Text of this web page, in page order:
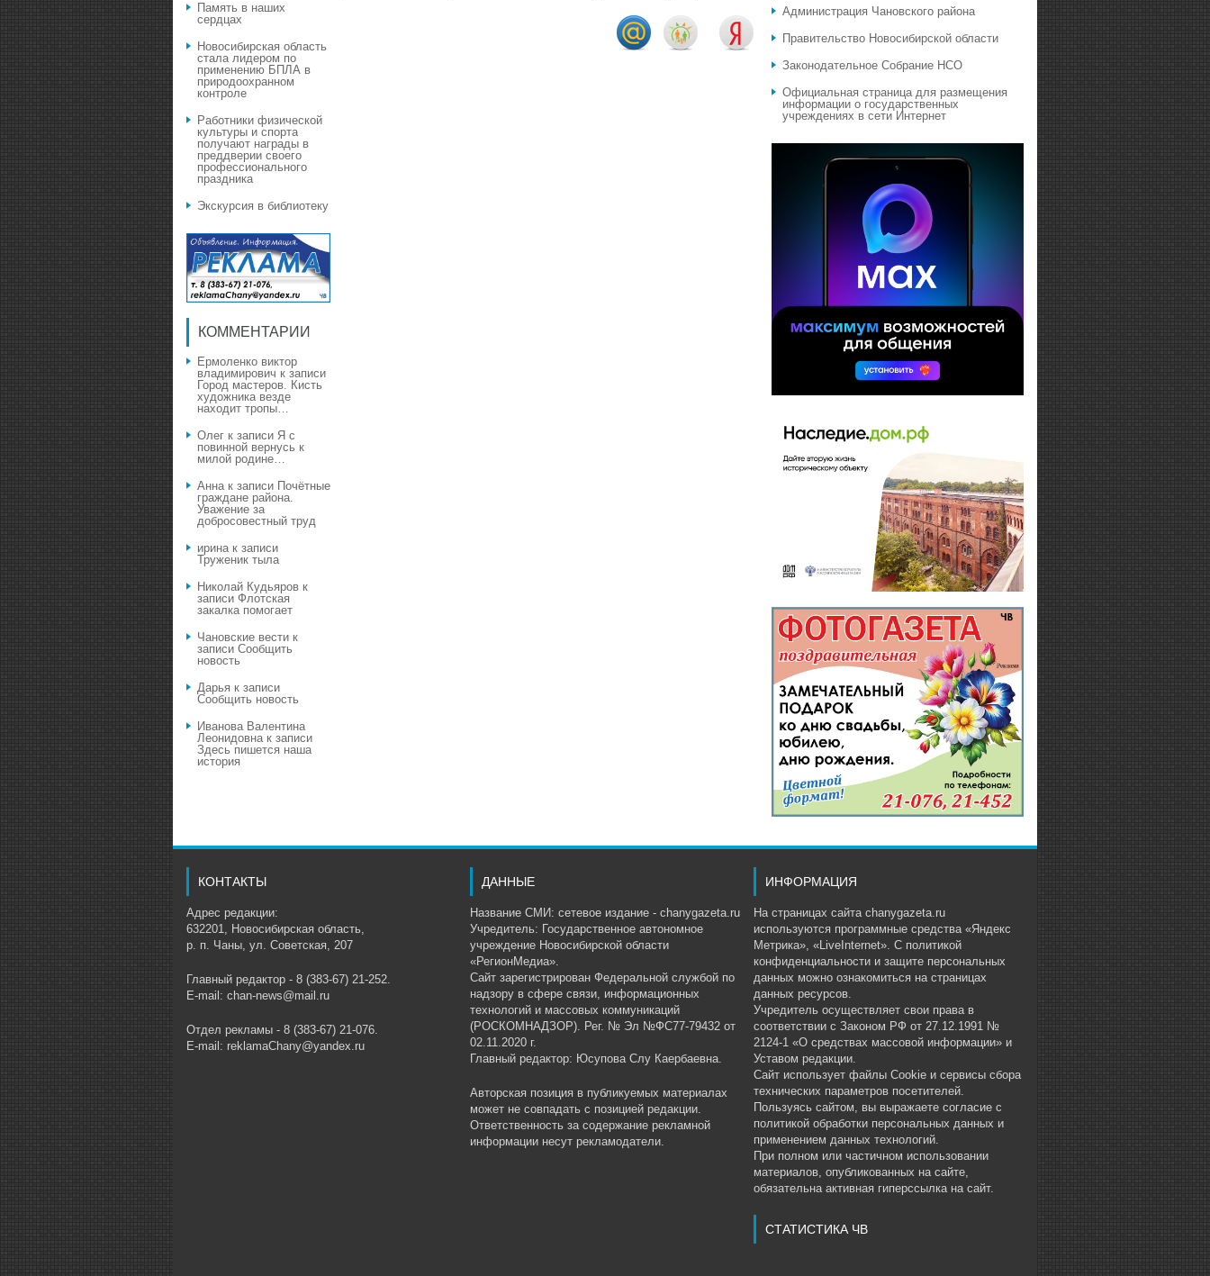
Память в наших
сердцах
Новосибирская область
стала лидером по
применению БПЛА в
природоохранном
контроле
Работники физической
культуры и спорта
получают награды в
преддверии своего
профессионального
праздника
Экскурсия в библиотеку
КОММЕНТАРИИ
Ермоленко виктор
владимирович к записи
Город мастеров. Кисть
художника везде
находит тропы…
Олег к записи Я с
повинной вернусь к
милой родине…
Аннак записи Почётные
граждане района.
Уважение за
добросовестный труд
иринак записи
Труженик тыла
Николай Кудьяров к
записи Флотская
закалка помогает
Чановские вести к
записи Сообщить
новость
Дарья к записи
Сообщить новость
Иванова Валентина
Леонидовнак записи
Здесь пишется наша
история
Администрация Чановского района
Правительство Новосибирской области
Законодательное Собрание НСО
Официальная страница для размещения
информации о государственных
учреждениях в сети Интернет
КОНТАКТЫ
Адрес редакции:
632201, Новосибирская область,
р. п. Чаны, ул. Советская, 207
Главный редактор - 8 (383-67) 21-252.
E-mail: chan-news@mail.ru
Отдел рекламы - 8 (383-67) 21-076.
E-mail: reklamaChany@yandex.ru
ДАННЫЕ
Название СМИ: сетевое издание - chanygazeta.ru
Учредитель: Государственное автономное
учреждение Новосибирской области
«РегионМедиа».
Сайт зарегистрирован Федеральной службой по
надзору в сфере связи, информационных
технологий и массовых коммуникаций
(РОСКОМНАДЗОР). Рег. № Эл №ФС77-79432 от
02.11.2020 г.
Главный редактор: Юсупова Слу Каербаевна.
Авторская позиция в публикуемых материалах
может не совпадать с позицией редакции.
Ответственность за содержание рекламной
информации несут рекламодатели.
ИНФОРМАЦИЯ
На страницах сайта chanygazeta.ru
используются программные средства «Яндекс
Метрика», «LiveInternet». С политикой
конфиденциальности и защите персональных
данных можно ознакомиться на страницах
данных ресурсов.
Учредитель осуществляет свои права в
соответствии с Законом РФ от 27.12.1991 №
2124-1 «О средствах массовой информации» и
Уставом редакции.
Сайт использует файлы Cookie и сервисы сбора
технических параметров посетителей.
Пользуясь сайтом, вы выражаете согласие с
политикой обработки персональных данных и
применением данных технологий.
При полном или частичном использовании
материалов, опубликованных на сайте,
обязательна активная гиперссылка на сайт.
СТАТИСТИКА ЧВ